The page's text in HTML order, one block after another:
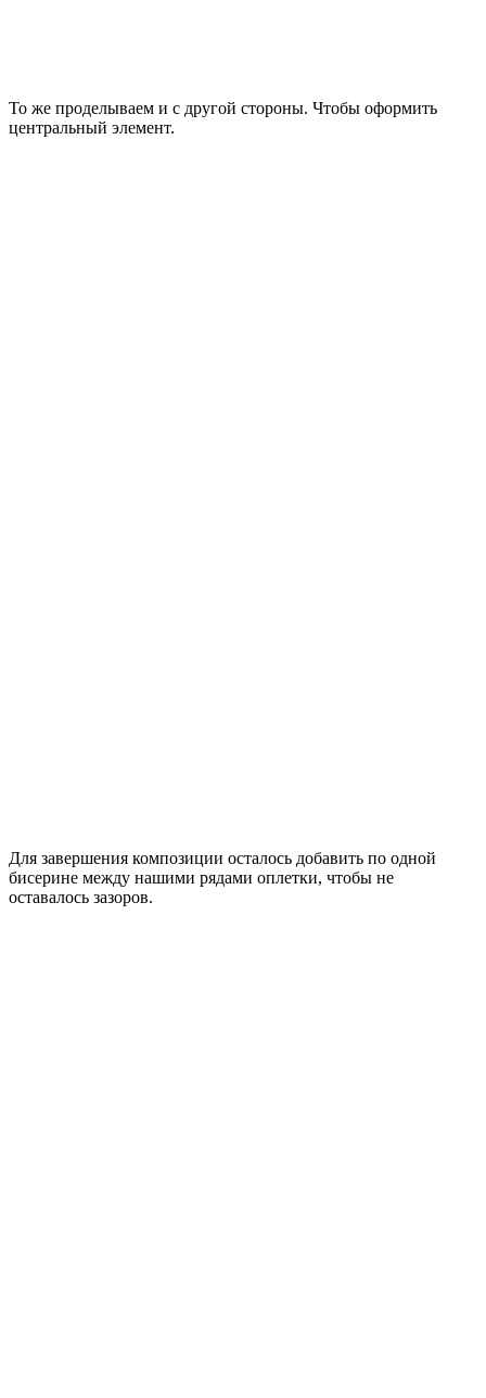
То же проделываем и с другой стороны. Чтобы оформить
центральный элемент.
Для завершения композиции осталось добавить по одной
бисерине между нашими рядами оплетки, чтобы не
оставалось зазоров.